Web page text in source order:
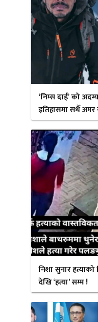
‘निम्स दाई’ को
इतिहासमा सधैँ
निशा सुनार हत्याको
देखि ‘हत्या’ सम्म !